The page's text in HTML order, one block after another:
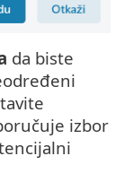
da biste
izbor